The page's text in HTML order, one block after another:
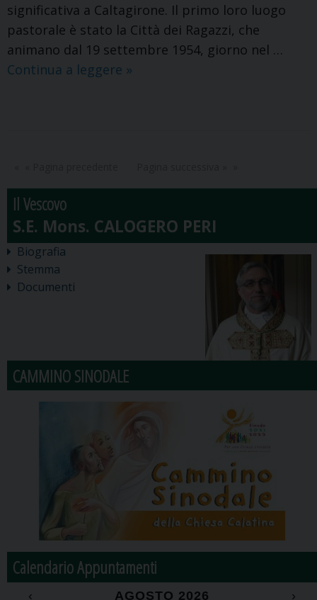
significativa a Caltagirone. Il primo loro luogo
pastorale è stato la Città dei Ragazzi, che
animano dal 19 settembre 1954, giorno nel …
Continua a leggere I
dei
»
Il Vescovo
Biografia
Stemma
Documenti
CAMMINO SINODALE
Calendario Appuntamenti
‹ AGOSTO 2026
›